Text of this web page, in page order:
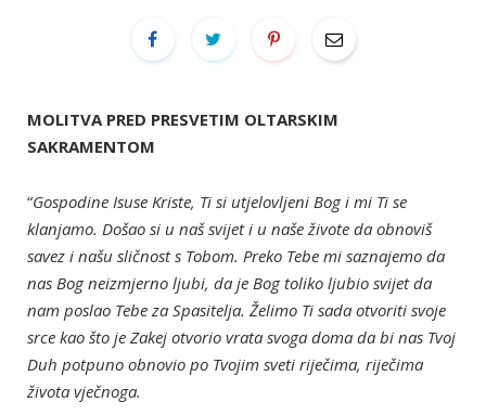
MOLITVA PRED PRESVETIM OLTARSKIM
SAKRAMENTOM
“Gospodine Isuse Kriste, Ti si utjelovljeni Bog i mi Ti se
klanjamo. Došao si u naš svijet i u naše živote da obnoviš
savez i našu sličnost s Tobom. Preko Tebe mi saznajemo da
nas Bog neizmjerno ljubi, da je Bog toliko ljubio svijet da
nam poslao Tebe za Spasitelja. Želimo Ti sada otvoriti svoje
srce kao što je Zakej otvorio vrata svoga doma da bi nas Tvoj
Duh potpuno obnovio po Tvojim sveti riječima, riječima
života vječnoga.